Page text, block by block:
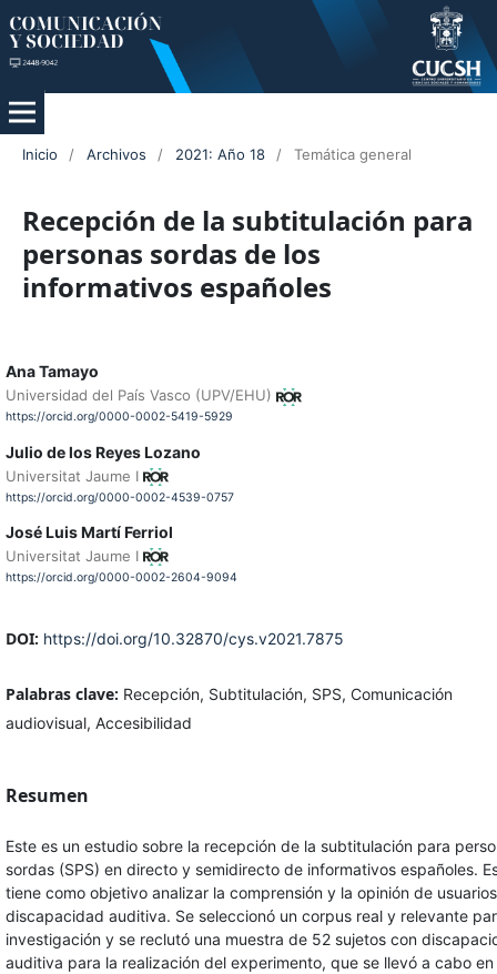
Inicio / Archivos / 2021: Año 18 / Temática general
Recepción de la subtitulación para
personas sordas de los
informativos españoles
Ana Tamayo
Universidad del País Vasco (UPV/EHU)
https://orcid.org/0000-0002-5419-5929
Julio de los Reyes Lozano
Universitat Jaume I
https://orcid.org/0000-0002-4539-0757
José Luis Martí Ferriol
Universitat Jaume I
https://orcid.org/0000-0002-2604-9094
DOI: https://doi.org/10.32870/cys.v2021.7875
Palabras clave: Recepción, Subtitulación, SPS, Comunicación
audiovisual, Accesibilidad
Resumen
Este es un estudio sobre la recepción de la subtitulación para
sordas (SPS) en directo y semidirecto de informativos españoles.
tiene como objetivo analizar la comprensión y la opinión de
discapacidad auditiva. Se seleccionó un corpus real y relevante
investigación y se reclutó una muestra de 52 sujetos con
auditiva para la realización del experimento, que se llevó a cabo en